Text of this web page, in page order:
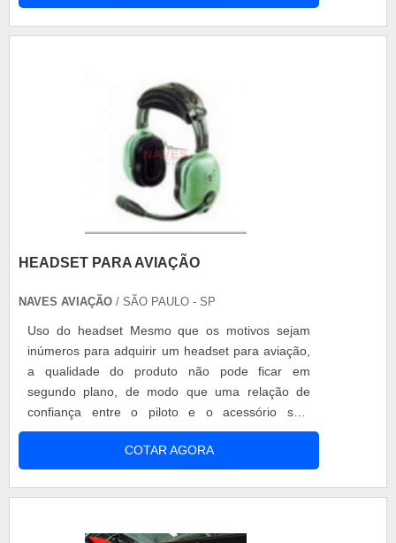
forma correta dentro de uma aeronave, seja a
HEADSET PARA AVIAÇÃO
NAVES AVIAÇÃO / SÃO PAULO - SP
Uso do headset Mesmo que os motivos sejam
inúmeros para adquirir um headset para aviação,
a qualidade do produto não pode ficar em
segundo plano, de modo que uma relação de
confiança entre o piloto e o acessório seja
estabelecida desde o primeiro momento de uso,
não importando o fato de ser um piloto já
experiente e que sabe a respeito de acessórios
carreira profis.
COTAR AGORA